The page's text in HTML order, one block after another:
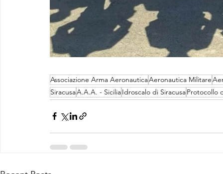
Associazione Arma AeronauticaAeronautica Militare
SiracusaA.A.A. - SiciliaIdroscalo di SiracusaProtocollo